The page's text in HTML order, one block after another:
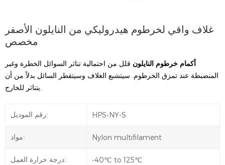
غلاف واقي لخرطوم هيدروليكي من النايلون الأصفر
مخصص
أكمام خرطوم النايلون قلل من احتمالية تناثر السوائل الخطرة وغير
المنضبطة عند تمزق الخرطوم. سيتشبع الغلاف وسيتقطر السائل بدلاً من أن
رقم الموديل: HPS-NY-S
مواد: Nylon multifilament
درجة حرارة العمل: -40℃ to 125℃